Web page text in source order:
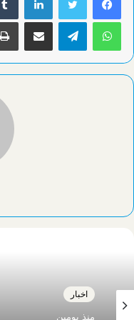
واتساب تيلقرام مشاركة عبر البريد
اخبار
منذ يومين